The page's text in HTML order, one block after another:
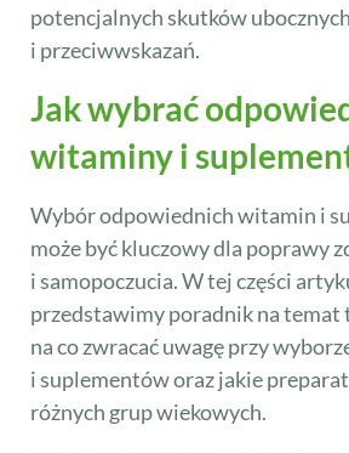
potencjalnych skutków ubocznych
i przeciwwskazań.
Jak wybrać
witaminy i
Wybór odpowiednich witamin i
może być kluczowy dla poprawy
i samopoczucia. W tej części
przedstawimy poradnik na temat
na co zwracać uwagę przy
i suplementów oraz jakie
różnych grup wiekowych.